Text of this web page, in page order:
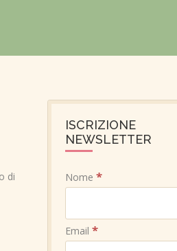
di
ISCRIZIONE
NEWSLETTER
Nome *
Email *